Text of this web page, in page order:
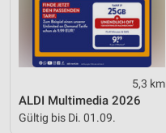
5,3 km
ALDI Multimedia 2026
Gültig bis Di. 01.09.
Notwendig
Performance
Werbung